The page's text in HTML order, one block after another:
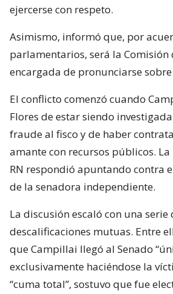
ejercerse con respeto.
Asimismo, informó que, por
parlamentarios, será la Comisión
encargada de pronunciarse
El conflicto comenzó cuando
Flores de estar siendo
fraude al fisco y de haber
amante con recursos públicos.
RN respondió apuntando contra
de la senadora independiente.
La discusión escaló con una serie
descalificaciones mutuas. Entre
que Campillai llegó al Senado
exclusivamente haciéndose la
“cuma total”, sostuvo que fue